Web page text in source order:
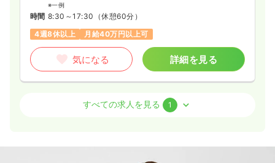
※一例
時間 8:30～17:30 （休憩60分）
4週8休以上
月給40万円以上可
気になる 詳細を見る
正・准看護師
すべての求人を見る 1